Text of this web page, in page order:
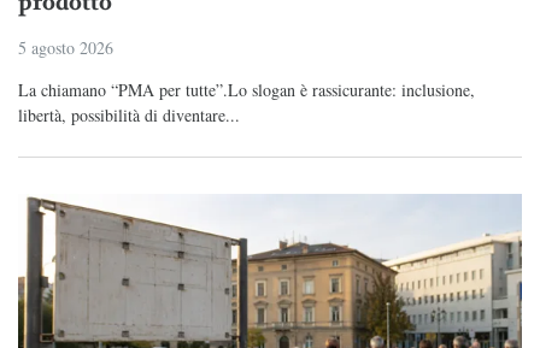
5 agosto 2026
La chiamano “PMA per tutte”.Lo slogan è rassicurante: inclusione,
libertà, possibilità di diventare...